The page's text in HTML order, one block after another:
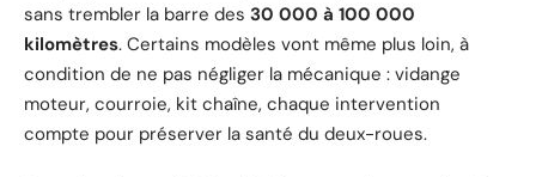
sans trembler la barre des 30 000 à 100 000
kilomètres. Certains modèles vont même plus loin, à
condition de ne pas négliger la mécanique : vidange
moteur, courroie, kit chaîne, chaque intervention
compte pour préserver la santé du deux-roues.